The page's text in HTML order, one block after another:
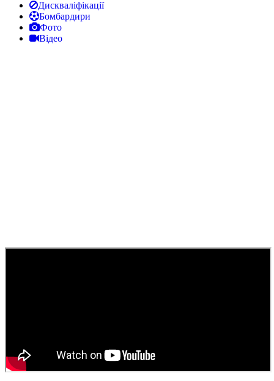
Дискваліфікації
Бомбардири
Фото
Відео